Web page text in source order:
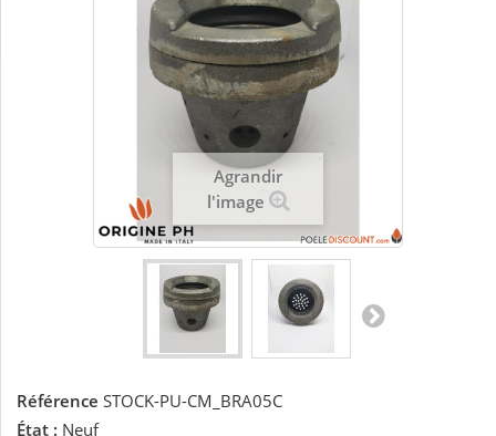
Agrandir
l'image
Référence STOCK-PU-CM_BRA05C
État : Neuf